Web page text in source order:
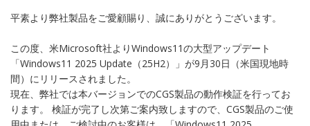
平素より弊社製品をご愛顧賜り、誠にありがとうございます。
この度、米Microsoft社よりWindows11の大型アップデート
「Windows11 2025 Update（25H2）」が9月30日（米国現地時
間）にリリースされました。
現在、弊社では本バージョンでのCGS製品の動作検証を行ってお
ります。 検証が完了し次第ご案内致しますので、CGS製品のご使